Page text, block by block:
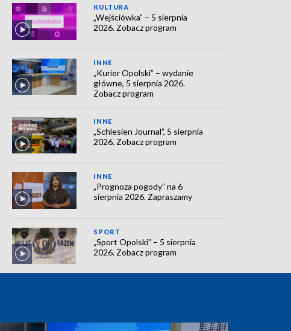
KULTURA
„Wejściówka” – 5 sierpnia
2026. Zobacz program
INNE
„Kurier Opolski” – wydanie
główne, 5 sierpnia 2026.
Zobacz program
INNE
„Schlesien Journal”, 5 sierpnia
2026. Zobacz program
INNE
„Prognoza pogody” na 6
sierpnia 2026. Zapraszamy
SPORT
„Sport Opolski” – 5 sierpnia
2026. Zobacz program